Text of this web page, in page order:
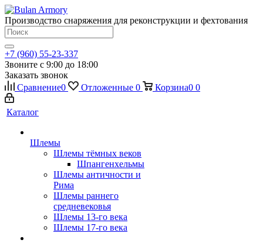
Производство снаряжения для реконструкции и фехтования
+7 (960) 55-23-337
Звоните с 9:00 до 18:00
Заказать звонок
Сравнение0 Отложенные 0 Корзина0 0
Каталог
Шлемы
Шлемы тёмных веков
Шпангенхельмы
Шлемы античности и
Рима
Шлемы раннего
средневековья
Шлемы 13-го века
Шлемы 17-го века